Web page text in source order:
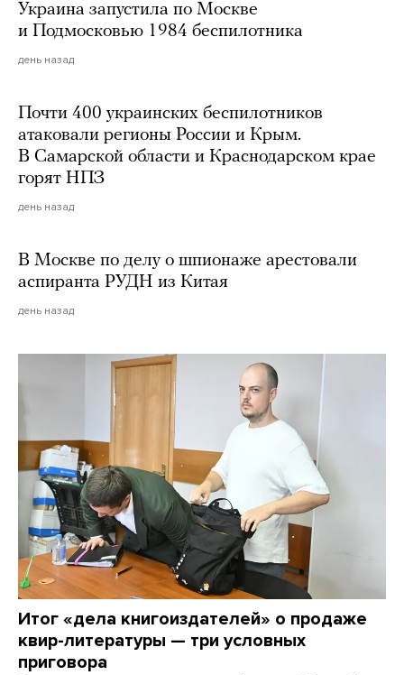
Украина запустила по Москве
и Подмосковью 1984 беспилотника
день назад
Почти 400 украинских беспилотников
атаковали регионы России и Крым.
В Самарской области и Краснодарском крае
горят НПЗ
день назад
В Москве по делу о шпионаже арестовали
аспиранта РУДН из Китая
день назад
Итог «дела книгоиздателей» о продаже
квир-литературы — три условных
приговора